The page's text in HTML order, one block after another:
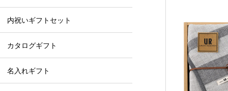
内祝いギフトセット
カタログギフト
名入れギフト